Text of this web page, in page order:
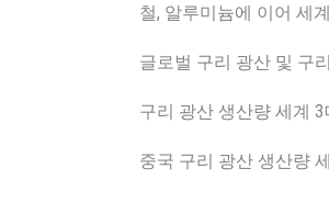
철, 알루미늄에 이어 세
글로벌 구리 광산 및 구
구리 광산 생산량 세계 3
중국 구리 광산 생산량